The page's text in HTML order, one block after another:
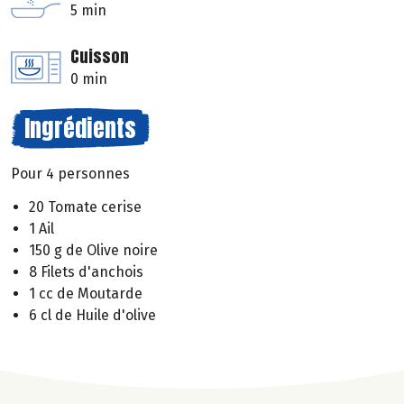
5 min
Cuisson
0 min
Ingrédients
Pour 4 personnes
20 Tomate cerise
1 Ail
150 g de Olive noire
8 Filets d'anchois
1 cc de Moutarde
6 cl de Huile d'olive